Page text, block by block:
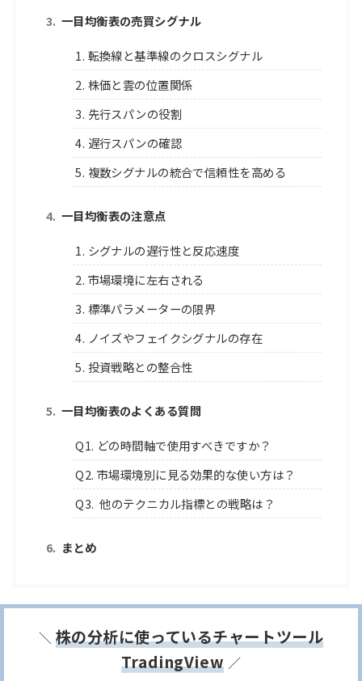
一目均衡表の売買シグナル
1. 転換線と基準線のクロスシグナル
2. 株価と雲の位置関係
3. 先行スパンの役割
4. 遅行スパンの確認
5. 複数シグナルの統合で信頼性を高める
一目均衡表の注意点
1. シグナルの遅行性と反応速度
2. 市場環境に左右される
3. 標準パラメーターの限界
4. ノイズやフェイクシグナルの存在
5. 投資戦略との整合性
一目均衡表のよくある質問
Q1. どの時間軸で使用すべきですか？
Q2. 市場環境別に見る効果的な使い方は？
Q3. 他のテクニカル指標との戦略は？
まとめ
＼ 株の分析に使っているチャートツール
TradingView ／